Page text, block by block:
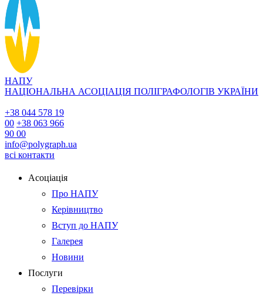
НАПУ
НАЦІОНАЛЬНА АСОЦІАЦІЯ ПОЛІГРАФОЛОГІВ УКРАЇНИ
+38 044 578 19
00 +38 063 966
90 00
info@polygraph.ua
всі контакти
Асоціація
Про НАПУ
Керівництво
Вступ до НАПУ
Галерея
Новини
Послуги
Перевірки